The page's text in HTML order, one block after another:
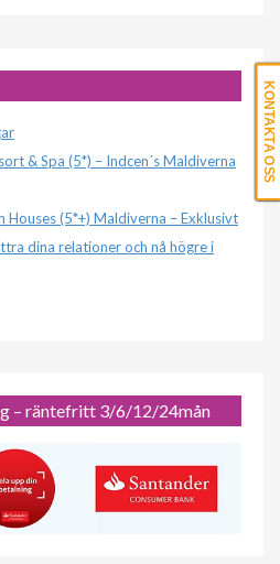
& Spa (5*) – Indcen´s Maldiverna
Houses (5*+) Maldiverna – Exklusivt
dina relationer och nå högre i
– räntefritt 3/6/12/24mån
KONTAKTA OSS